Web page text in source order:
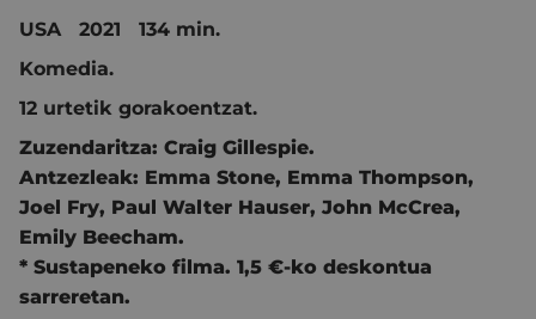
USA 2021 134 min.
Komedia.
12 urtetik gorakoentzat.
Zuzendaritza: Craig Gillespie.
Antzezleak: Emma Stone, Emma Thompson,
Joel Fry, Paul Walter Hauser, John McCrea,
Emily Beecham.
* Sustapeneko filma. 1,5 €-ko deskontua
sarreretan.